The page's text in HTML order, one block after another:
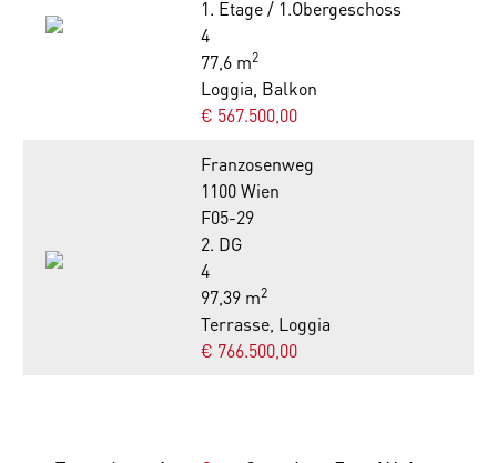
1. Etage / 1.Obergeschoss
4
77,6 m2
Loggia, Balkon
€ 567.500,00
Franzosenweg
1100 Wien
F05-29
2. DG
4
97,39 m2
Terrasse, Loggia
€ 766.500,00